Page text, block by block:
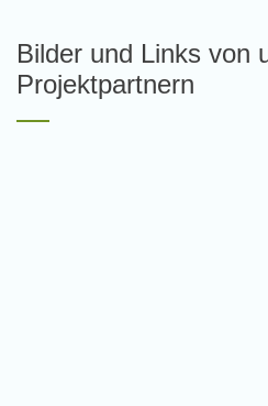
Bilder und Links von
Projektpartnern